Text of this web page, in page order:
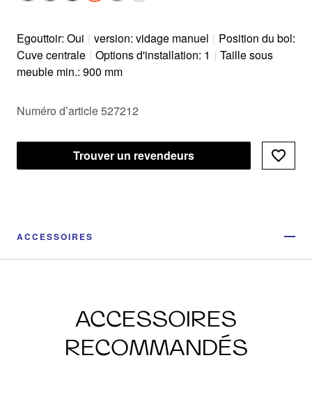
Egouttoir: Oui | version: vidage manuel | Position du bol:
Cuve centrale | Options d'installation: 1 | Taille sous
meuble min.: 900 mm
Numéro d’article 527212
Trouver un revendeurs
ACCESSOIRES
ACCESSOIRES
RECOMMANDÉS